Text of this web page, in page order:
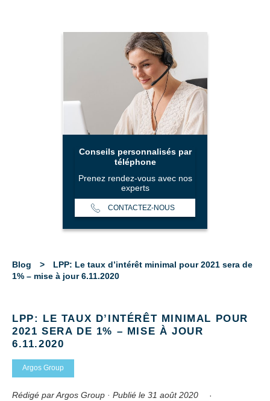
Blog >
LPP: Le taux d’intérêt minimal pour 2021 sera de
1% – mise à jour 6.11.2020
LPP: LE TAUX D’INTÉRÊT MINIMAL POUR
2021 SERA DE 1% – MISE À JOUR
6.11.2020
Argos Group
Rédigé par Argos Group · Publié le 31 août 2020
Conseils personnalisés par
téléphone
Prenez rendez-vous avec nos
experts
CONTACTEZ-NOUS